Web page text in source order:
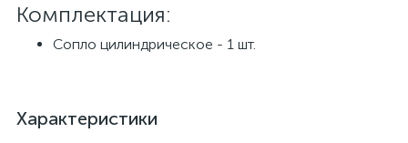
Комплектация:
Сопло цилиндрическое - 1 шт.
Характеристики